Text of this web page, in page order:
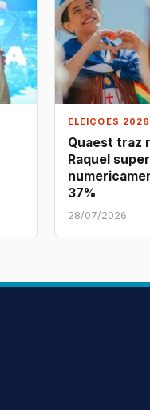
ELEIÇÕES 2026
Quaest traz
Raquel
37%
28/07/2026